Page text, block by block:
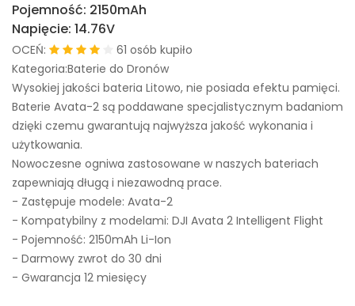
Pojemność: 2150mAh
Napięcie: 14.76V
OCEŃ:
61 osób kupiło
Kategoria:Baterie do Dronów
Wysokiej jakości bateria Litowo, nie posiada efektu pamięci.
Baterie Avata-2 są poddawane specjalistycznym badaniom
dzięki czemu gwarantują najwyższa jakość wykonania i
użytkowania.
Nowoczesne ogniwa zastosowane w naszych bateriach
zapewniają długą i niezawodną prace.
- Zastępuje modele: Avata-2
- Kompatybilny z modelami: DJI Avata 2 Intelligent Flight
- Pojemność: 2150mAh Li-Ion
- Darmowy zwrot do 30 dni
- Gwarancja 12 miesięcy